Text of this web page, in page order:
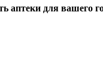
аптеки для вашего